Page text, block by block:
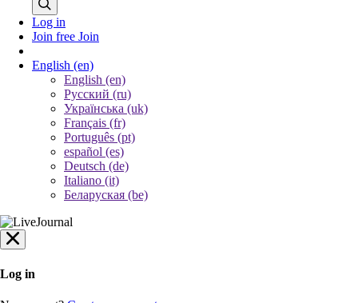
Log in
Join free Join
English (en)
English (en)
Русский (ru)
Українська (uk)
Français (fr)
Português (pt)
español (es)
Deutsch (de)
Italiano (it)
Беларуская (be)
Log in